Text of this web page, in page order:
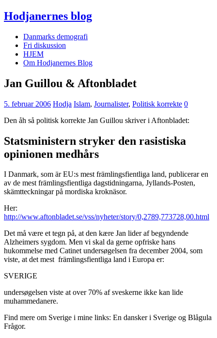
Hodjanernes blog
Danmarks demografi
Fri diskussion
HJEM
Om Hodjanernes Blog
Jan Guillou & Aftonbladet
5. februar 2006 Hodja Islam, Journalister, Politisk korrekte 0
Den åh så politisk korrekte Jan Guillou skriver i Aftonbladet:
Statsministern stryker den rasistiska
opinionen medhårs
I Danmark, som är EU:s mest främlingsfientliga land, publicerar en
av de mest främlingsfientliga dagstidningarna, Jyllands-Posten,
skämtteckningar på mordiska kroknäsor.
Her:
http://www.aftonbladet.se/vss/nyheter/story/0,2789,773728,00.html
Det må være et tegn på, at den kære Jan lider af begyndende
Alzheimers sygdom. Men vi skal da gerne opfriske hans
hukommelse med Catinet undersøgelsen fra december 2004, som
viste, at det mest främlingsfientliga land i Europa er:
SVERIGE
undersøgelsen viste at over 70% af sveskerne ikke kan lide
muhammedanere.
Find mere om Sverige i mine links: En dansker i Sverige og Blågula
Frågor.